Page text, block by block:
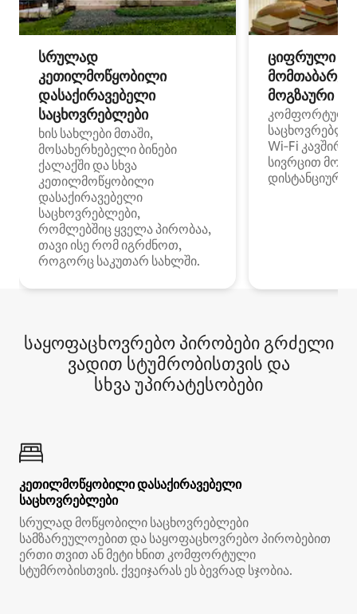
სრულად
კეთილმოწყობილი
დასაქირავებელი
საცხოვრებლები
ხის სახლები მთაში,
მოსახერხებელი ბინები
ქალაქში და სხვა
კეთილმოწყობილი
დასაქირავებელი
საცხოვრებლები,
რომლებშიც ყველა პირობაა,
თავი ისე რომ იგრძნოთ,
როგორც საკუთარ სახლში.
ციფრული
მოგზაური
კომფორტული
Wi‑Fi
სივრცით
დისტანციური
საყოფაცხოვრებო პირობები გრძელი
ვადით სტუმრობისთვის და
სხვა უპირატესობები
კეთილმოწყობილი დასაქირავებელი
საცხოვრებლები
სრულად მოწყობილი საცხოვრებლები
სამზარეულოებით და საყოფაცხოვრებო პირობებით
ერთი თვით ან მეტი ხნით კომფორტული
სტუმრობისთვის. ქვეიჯარას ეს ბევრად სჯობია.